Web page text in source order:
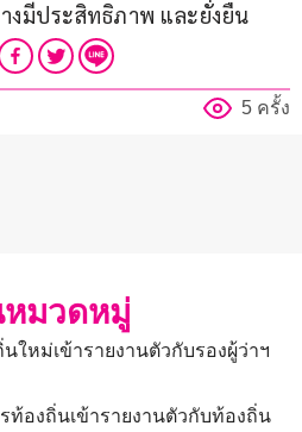
งมีประสิทธิภาพ และยั่งยืน
5 ครั้ง
มวดหมู่
ใหม่เข้ารายงานตัวกับรองผู้ว่าฯ
ท้องถิ่นเข้ารายงานตัวกับท้องถิ่น